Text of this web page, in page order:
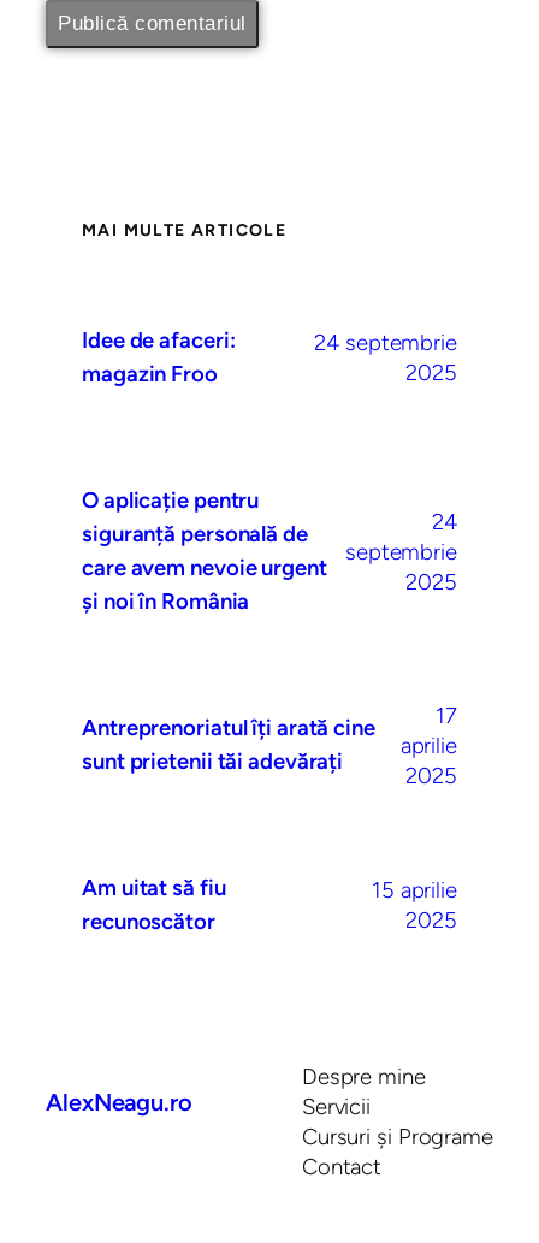
MAI MULTE ARTICOLE
Idee de afaceri:
magazin Froo
24 septembrie
2025
O aplicație pentru
siguranță personală de
care avem nevoie urgent
și noi în România
24
septembrie
2025
Antreprenoriatul îți arată cine
sunt prietenii tăi adevărați
17
aprilie
2025
Am uitat să fiu
recunoscător
15 aprilie
2025
AlexNeagu.ro
Despre mine
Servicii
Cursuri și Programe
Contact